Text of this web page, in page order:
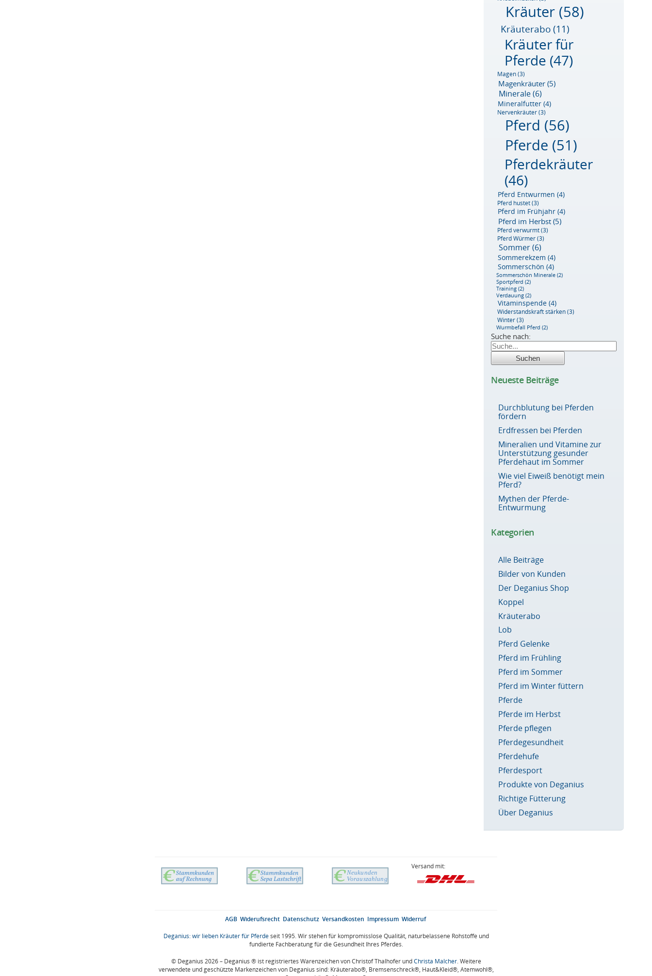
Kräuter(58)
Kräuterabo(11)
Kräuter für
Pferde (47)
Magen(3)
Magenkräuter (5)
Minerale(6)
Mineralfutter (4)
Nervenkräuter(3)
Pferd (56)
Pferde (51)
Pferdekräuter
(46)
Pferd Entwurmen (4)
Pferd hustet(3)
Pferd im Frühjahr (4)
Pferd im Herbst (5)
Pferd verwurmt(3)
Pferd Würmer(3)
Sommer(6)
Sommerekzem (4)
Sommerschön (4)
Sommerschön Minerale(2)
Sportpferd (2)
Training(2)
Verdauung(2)
Vitaminspende (4)
Widerstandskraft stärken(3)
Winter(3)
Wurmbefall Pferd (2)
Suche nach:
Neueste Beiträge
Durchblutung bei Pferden
fördern
Erdfressen bei Pferden
Mineralien und Vitamine zur
Unterstützung gesunder
Pferdehaut im Sommer
Wie viel Eiweiß benötigt mein
Pferd?
Mythen der Pferde-
Entwurmung
Kategorien
Alle Beiträge
Bilder von Kunden
Der Deganius Shop
Koppel
Kräuterabo
Lob
Pferd Gelenke
Pferd im Frühling
Pferd im Sommer
Pferd im Winter füttern
Pferde
Pferde im Herbst
Pferde pflegen
Pferdegesundheit
Pferdehufe
Pferdesport
Produkte von Deganius
Richtige Fütterung
Über Deganius
Versand mit:
AGB Widerufsrecht Datenschutz Versandkosten Impressum Widerruf
Deganius: wir lieben Kräuter für Pferdeseit 1995. Wir stehen für kompromisslose Qualität, naturbelassene Rohstoffe und
fundierte Fachberatung für die Gesundheit Ihres Pferdes.
© Deganius 2026 – Deganius ® ist registriertes Warenzeichen von Christof Thalhofer undChrista Malcher. Weitere
verwendete und geschützte Markenzeichen von Deganius sind: Kräuterabo®, Bremsenschreck®, Haut&Kleid®, Atemwohl®,